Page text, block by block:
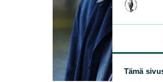
Tämä